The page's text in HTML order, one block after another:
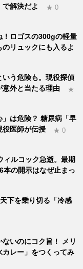
解決だよ
★ 0
！ロゴスの300gの軽量
リュックにも入るよ
う危険も。現役探偵
意外と当たる理由
★
」は危険？ 糖尿病「早
役医師が伝授
★ 0
ィルコック急逝。最期
本の開示はなぜ止まっ
下を乗り切る「冷感
いのにコク旨！ メリ
カレー」をつくってみ